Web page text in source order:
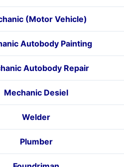
(Motor Vehicle)
Autobody Painting
Autobody Repair
Mechanic Desiel
Welder
Plumber